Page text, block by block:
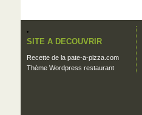
SITE A DECOUVRIR
Recette de la pate-a-pizza.com
Thème Wordpress restaurant